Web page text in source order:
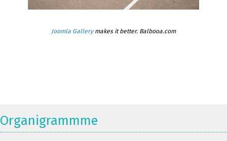
Joomla Gallerymakes it better. Balbooa.com
Organigrammme